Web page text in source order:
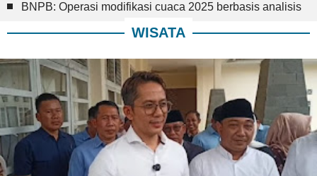
BNPB: Operasi modifikasi cuaca 2025 berbasis analisis
WISATA